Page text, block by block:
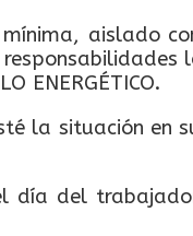
aislado
ENERGÉTICO.
la situación en
día del